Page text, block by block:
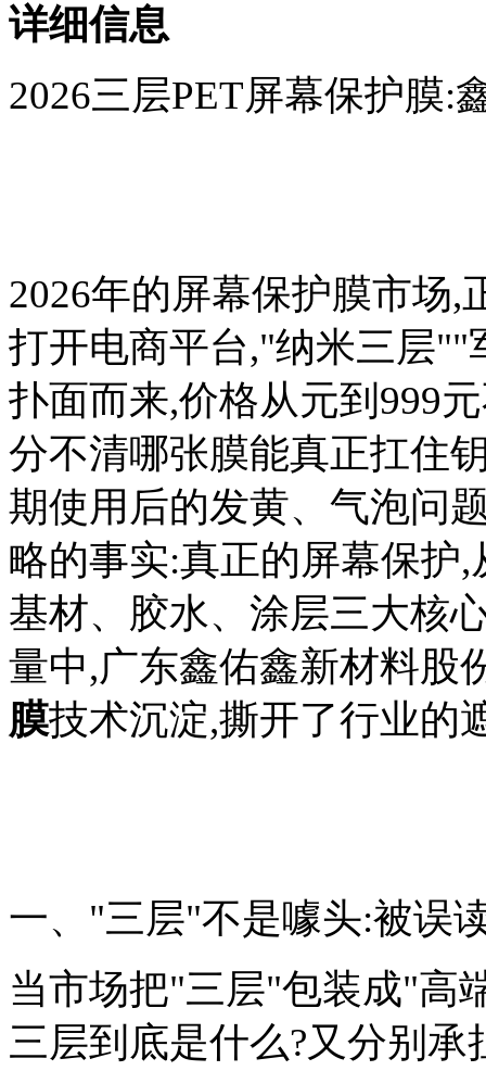
详细信息
2026三层PET屏幕保护膜:
2026年的屏幕保护膜市场
打开电商平台,"纳米三层
扑面而来,价格从元到999
分不清哪张膜能真正扛住
期使用后的发黄、气泡问
略的事实:真正的屏幕保护
基材、胶水、涂层三大核
量中,广东鑫佑鑫新材料股
膜技术沉淀,撕开了行业的
一、"三层"不是噱头:被误
当市场把"三层"包装成"高
三层到底是什么?又分别承